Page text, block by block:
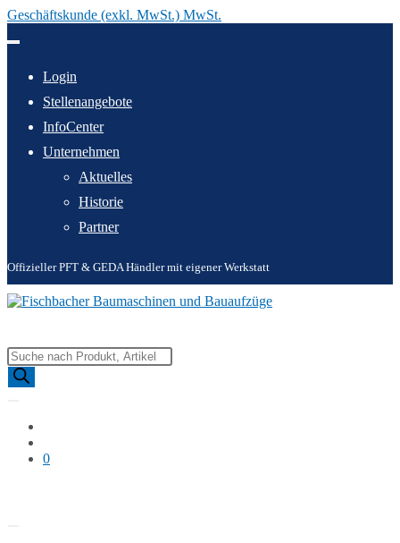
Geschäftskunde (exkl. MwSt.) MwSt.
Inhalt
Login
Stellenangebote
InfoCenter
Unternehmen
Aktuelles
Historie
Partner
Offizieller PFT & GEDA Händler mit eigener Werkstatt
Products
search
0